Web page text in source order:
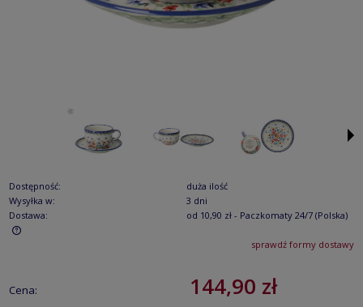
Dostępność:
duża ilość
Wysyłka w:
3 dni
Dostawa:
od 10,90 zł - Paczkomaty 24/7 (Polska)
Cena nie zawiera ewentualnych kosztów płatnościsprawdź formy dostawy
Cena: 144,90 zł